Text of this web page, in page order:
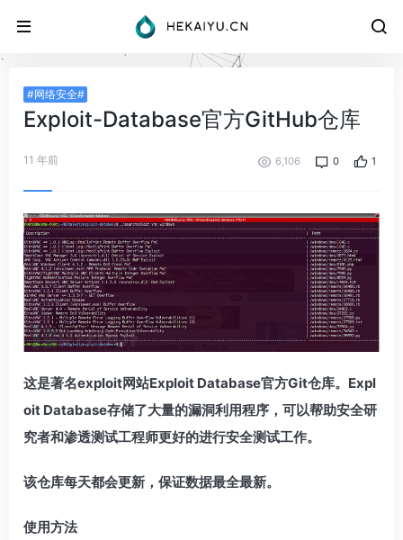
#网络安全#
Exploit-Database官方GitHub仓库
11 年前 6,106 0 1
这是著名exploit网站Exploit Database官方Git仓库。Expl
oit Database存储了大量的漏洞利用程序，可以帮助安全研
究者和渗透测试工程师更好的进行安全测试工作。
该仓库每天都会更新，保证数据最全最新。
使用方法